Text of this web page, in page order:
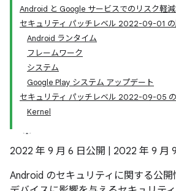
Android と Google サービスでのリスク軽
セキュリティ パッチレベル 2022-09-01
Android ランタイム
フレームワーク
システム
Google Play システム アップデート
セキュリティ パッチレベル 2022-09-05
Kernel
2022 年 9 月 6 日公開 | 2022 年 9 月
Android のセキュリティに関する公